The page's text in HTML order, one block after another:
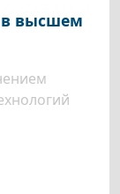
в высшем